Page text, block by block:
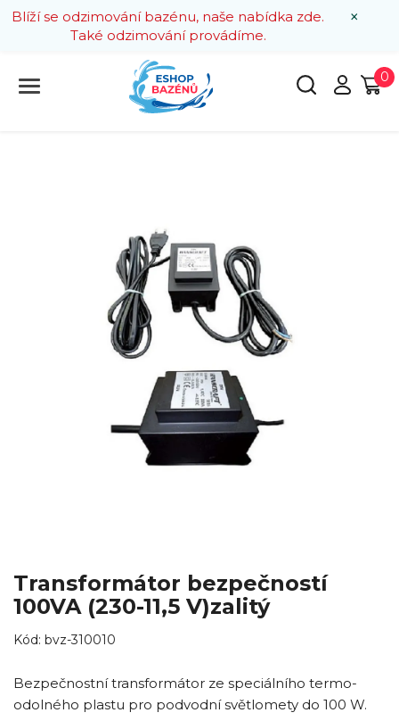
×
Blíží se odzimování bazénu, naše nabídka zde.
Také odzimování provádíme.
0
Transformátor bezpečností
100VA (230-11,5 V)zalitý
Kód: bvz-310010
Bezpečnostní transformátor ze speciálního termo-
odolného plastu pro podvodní světlomety do 100 W.